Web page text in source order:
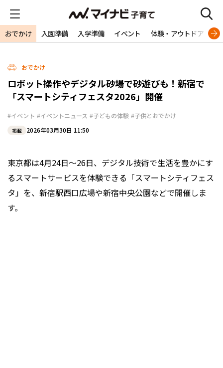
おでかけ 入園準備 入学準備 イベント 体験・アウトドア 旅
おでかけ
ロボット操作やデジタル砂場で砂遊びも！新宿で
「スマートシティフェスタ2026」開催
#イベント #イベントニュース #子どもの体験 #子供とおでかけ
掲載 2026年03月30日 11:50
東京都は4月24日～26日、デジタル技術で生活を豊かにす
るスマートサービスを体験できる「スマートシティフェス
タ」を、新宿駅西口広場や新宿中央公園などで開催しま
す。